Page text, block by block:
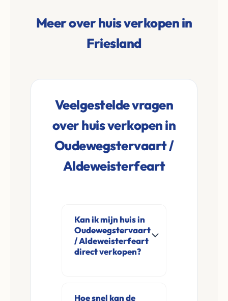
Meer over huis verkopen in
Friesland
Veelgestelde vragen
over huis verkopen in
Oudewegstervaart /
Aldeweisterfeart
Kan ik mijn huis in
Oudewegstervaart
/ Aldeweisterfeart
direct verkopen?
Hoe snel kan de